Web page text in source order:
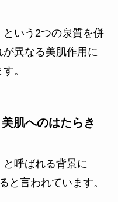
という2つの泉質を併
異なる美肌作用に
。
肌へのはたらき
呼ばれる背景に
と言われています。